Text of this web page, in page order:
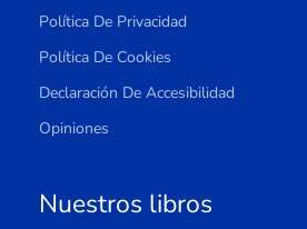
Política De Privacidad
Política De Cookies
Declaración De Accesibilidad
Opiniones
Nuestros libros